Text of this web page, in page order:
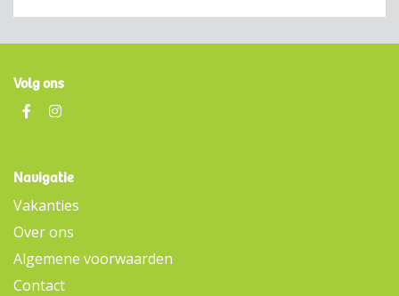
Volg ons
Navigatie
Vakanties
Over ons
Algemene voorwaarden
Contact